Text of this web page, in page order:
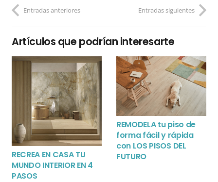
Entradas anteriores Entradas siguientes
Artículos que podrían interesarte
RECREA EN CASA TU
MUNDO INTERIOR EN 4
PASOS
REMODELA tu piso de
forma fácil y rápida
con LOS PISOS DEL
FUTURO